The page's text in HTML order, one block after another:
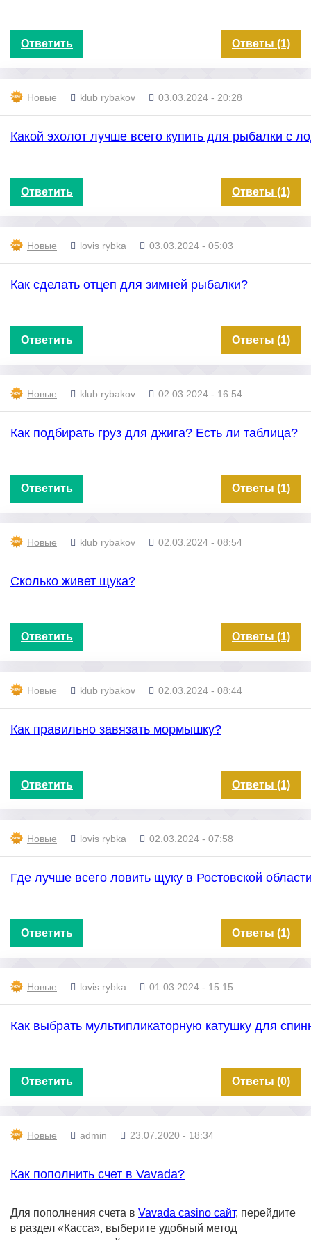
Ответить Ответы (1)
Новые klub rybakov 03.03.2024 - 20:28
Какой эхолот лучше всего купить для рыбалки с
Ответить Ответы (1)
Новые lovis rybka 03.03.2024 - 05:03
Как сделать отцеп для зимней рыбалки?
Ответить Ответы (1)
Новые klub rybakov 02.03.2024 - 16:54
Как подбирать груз для джига? Есть ли таблица?
Ответить Ответы (1)
Новые klub rybakov 02.03.2024 - 08:54
Сколько живет щука?
Ответить Ответы (1)
Новые klub rybakov 02.03.2024 - 08:44
Как правильно завязать мормышку?
Ответить Ответы (1)
Новые lovis rybka 02.03.2024 - 07:58
Где лучше всего ловить щуку в Ростовской
Ответить Ответы (1)
Новые lovis rybka 01.03.2024 - 15:15
Как выбрать мультипликаторную катушку для
Ответить Ответы (0)
Новые admin 23.07.2020 - 18:34
Как пополнить счет в Vavada?
Для пополнения счета в Vavada casino сайт, перейдите
в раздел «Касса», выберите удобный метод